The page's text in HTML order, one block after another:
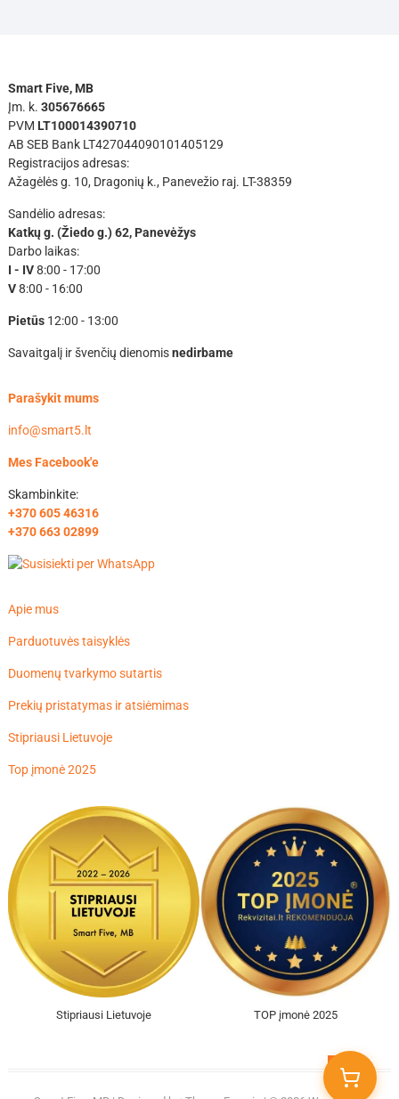
Smart Five, MB
Įm. k. 305676665
PVM LT100014390710
AB SEB Bank LT427044090101405129
Registracijos adresas:
Ažagėlės g. 10, Dragonių k., Panevežio raj. LT-38359
Sandėlio adresas:
Katkų g. (Žiedo g.) 62, Panevėžys
Darbo laikas:
I - IV8:00 - 17:00
V8:00 - 16:00
Pietūs12:00 - 13:00
Savaitgalį ir švenčių dienomisnedirbame
Parašykit mums
info@smart5.lt
Mes Facebook'e
Skambinkite:
+370 605 46316
+370 663 02899
Apie mus
Parduotuvės taisyklės
Duomenų tvarkymo sutartis
Prekių pristatymas ir atsiėmimas
Stipriausi Lietuvoje
Top įmonė 2025
Stipriausi Lietuvoje TOP įmonė 2025
to